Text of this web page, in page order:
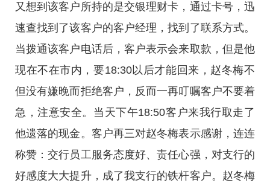
又想到该客户所持的是交银理财卡，通过卡号，迅
速查找到了该客户的客户经理，找到了联系方式。
当拨通该客户电话后，客户表示会来取款，但是他
现在不在市内，要18:30以后才能回来，赵冬梅不
但没有嫌晚而拒绝客户，反而一再叮嘱客户不要着
急，注意安全。当天下午18:50客户来我行取走了
他遗落的现金。客户再三对赵冬梅表示感谢，连连
称赞：交行员工服务态度好、责任心强，对支行的
好感度大大提升，成了我支行的铁杆客户。赵冬梅